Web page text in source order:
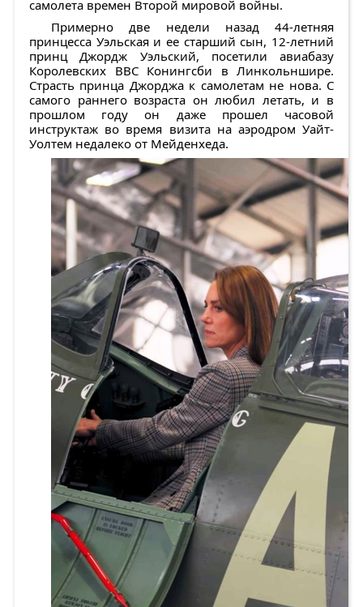
самолета времен Второй мировой войны.
Примерно две недели назад 44-летняя
принцесса Уэльская и ее старший сын, 12-летний
принц Джордж Уэльский, посетили авиабазу
Королевских ВВС Конингсби в Линкольншире.
Страсть принца Джорджа к самолетам не нова. С
самого раннего возраста он любил летать, и в
прошлом году он даже прошел часовой
инструктаж во время визита на аэродром Уайт-
Уолтем недалеко от Мейденхеда.